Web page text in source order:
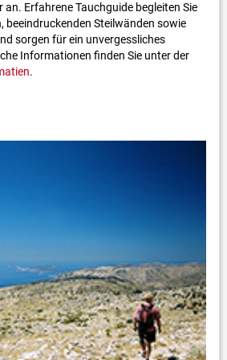
Erfahrene Tauchguide begleiten Sie
beeindruckenden Steilwänden sowie
sorgen für ein unvergessliches
Informationen finden Sie unter der
.